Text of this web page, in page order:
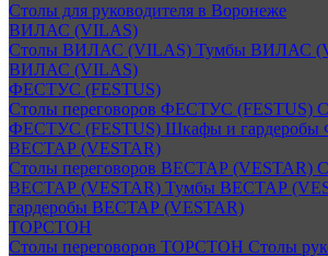
Столы для руководителя в Воронеже
ВИЛАС (VILAS)
Столы ВИЛАС (VILAS) Тумбы ВИЛАС
ВИЛАС (VILAS)
ФЕСТУС (FESTUS)
Столы переговоров ФЕСТУС (FESTUS)
ФЕСТУС (FESTUS) Шкафы и
ВЕСТАР (VESTAR)
Столы переговоров ВЕСТАР (VESTAR)
ВЕСТАР (VESTAR) Тумбы ВЕСТАР
гардеробы ВЕСТАР (VESTAR)
ТОРСТОН
Столы переговоров ТОРСТОН Столы